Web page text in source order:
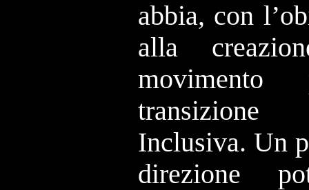
abbia, con
alla
transizione
Inclusiva. Un
direzione